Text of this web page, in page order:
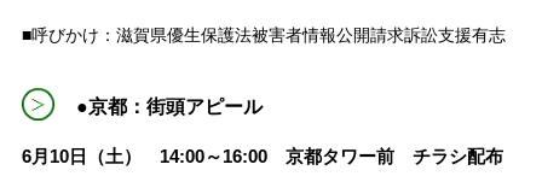
■呼びかけ：滋賀県優生保護法被害者情報公開請求訴訟支援有志
●京都：街頭アピール
6月10日（土） 14:00～16:00 京都タワー前 チラシ配布